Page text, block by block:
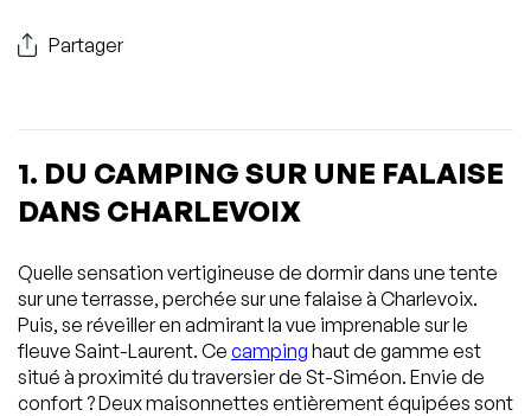
Partager
1. DU CAMPING SUR UNE FALAISE
DANS CHARLEVOIX
Quelle sensation vertigineuse de dormir dans une tente
sur une terrasse, perchée sur une falaise à Charlevoix.
Puis, se réveiller en admirant la vue imprenable sur le
fleuve Saint-Laurent. Ce camping haut de gamme est
situé à proximité du traversier de St-Siméon. Envie de
confort ? Deux maisonnettes entièrement équipées sont